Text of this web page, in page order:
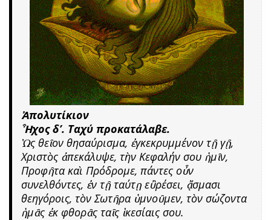
Ἀπολυτίκιον
Ἦχος δ’. Ταχύ προκατάλαβε.
Ὡς θεῖον θησαύρισμα, ἐγκεκρυμμένον τῇ γῇ,
Χριστὸς ἀπεκάλυψε, τὴν Κεφαλήν σου ἡμῖν,
Προφῆτα καὶ Πρόδρομε, πάντες οὖν
συνελθόντες, ἐν τῇ ταύτῃ εὒρέσει, ᾄσμασι
θεηγόροις, τὸν Σωτῆρα ὑμνοῦμεν, τὸν σώζοντα
ἡμᾶς ἐκ φθορᾶς ταῖς ἱκεσίαις σου.